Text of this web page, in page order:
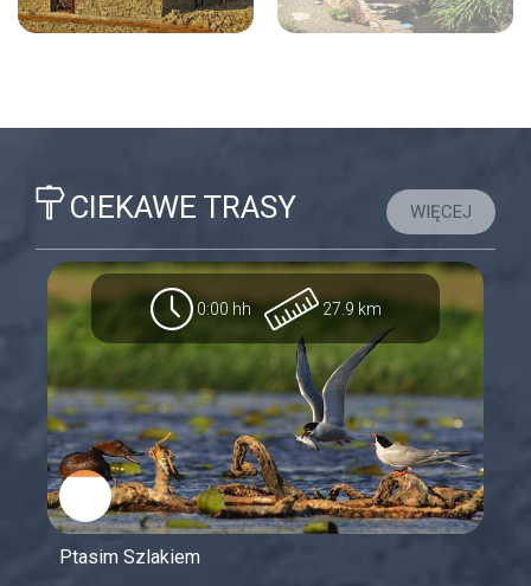
CIEKAWE TRASY WIĘCEJ
0:00 hh 27.9 km
Ptasim Szlakiem